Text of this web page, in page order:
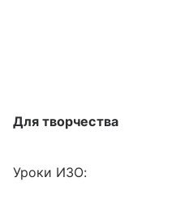
Для творчества
Уроки ИЗО: